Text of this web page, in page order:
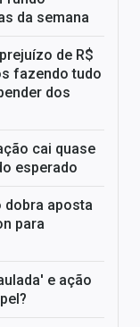
da semana
de R$
fazendo tudo
dos
cai quase
esperado
dobra aposta
para
e ação